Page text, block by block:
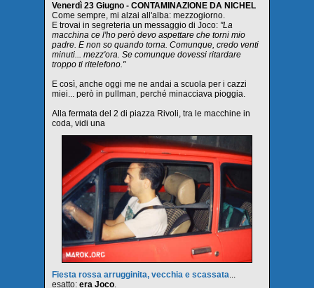
Venerdì 23 Giugno - CONTAMINAZIONE DA NICHEL
Come sempre, mi alzai all'alba: mezzogiorno.
E trovai in segreteria un messaggio di Joco: "La
macchina ce l'ho però devo aspettare che torni mio
padre. E non so quando torna. Comunque, credo venti
minuti... mezz'ora. Se comunque dovessi ritardare
troppo ti ritelefono."
E così, anche oggi me ne andai a scuola per i cazzi
miei... però in pullman, perché minacciava pioggia.
Alla fermata del 2 di piazza Rivoli, tra le macchine in
coda, vidi una
Fiesta rossa arrugginita, vecchia e scassata...
esatto: era Joco.